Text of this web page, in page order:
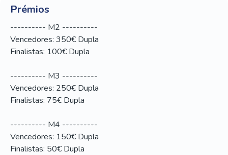
Prémios
---------- M2 ----------
Vencedores: 350€ Dupla
Finalistas: 100€ Dupla
---------- M3 ----------
Vencedores: 250€ Dupla
Finalistas: 75€ Dupla
---------- M4 ----------
Vencedores: 150€ Dupla
Finalistas: 50€ Dupla